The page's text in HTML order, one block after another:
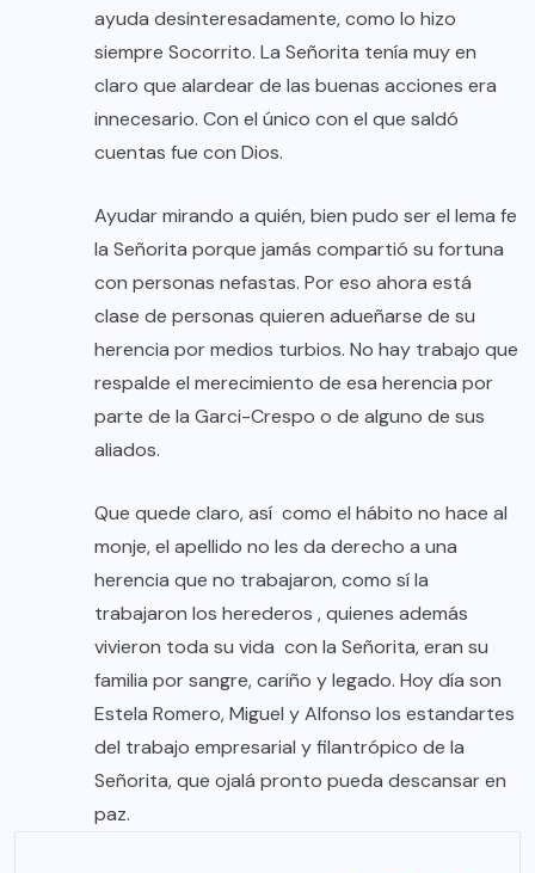
ayuda desinteresadamente, como lo hizo
siempre Socorrito. La Señorita tenía muy en
claro que alardear de las buenas acciones era
innecesario. Con el único con el que saldó
cuentas fue con Dios.
Ayudar mirando a quién, bien pudo ser el lema fe
la Señorita porque jamás compartió su fortuna
con personas nefastas. Por eso ahora está
clase de personas quieren adueñarse de su
herencia por medios turbios. No hay trabajo que
respalde el merecimiento de esa herencia por
parte de la Garci-Crespo o de alguno de sus
aliados.
Que quede claro, así como el hábito no hace al
monje, el apellido no les da derecho a una
herencia que no trabajaron, como sí la
trabajaron los herederos , quienes además
vivieron toda su vida con la Señorita, eran su
familia por sangre, cariño y legado. Hoy día son
Estela Romero, Miguel y Alfonso los estandartes
del trabajo empresarial y filantrópico de la
Señorita, que ojalá pronto pueda descansar en
paz.